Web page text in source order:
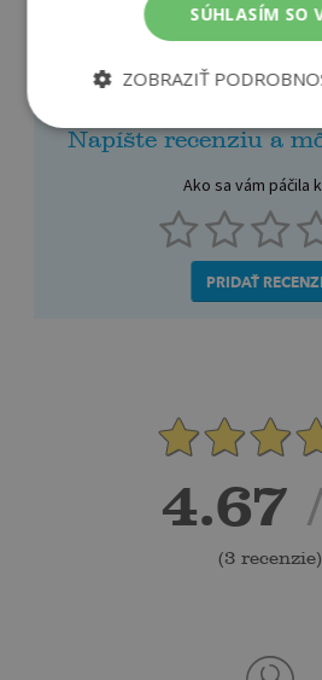
Napíšte recenziu a
Ako sa vám páčila
PRIDAŤ
4.67
(3 recenzie)
SÚHLASÍM SO
ZOBRAZIŤ